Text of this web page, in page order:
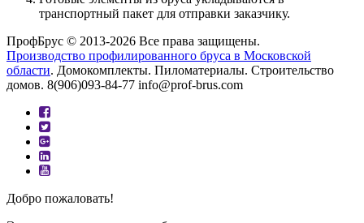
транспортный пакет для отправки заказчику.
ПрофБрус © 2013-2026 Все права защищены.
Производство профилированного бруса в Московской
области. Домокомплекты. Пиломатериалы. Строительство
домов. 8(906)093-84-77 info@prof-brus.com
Добро пожаловать!